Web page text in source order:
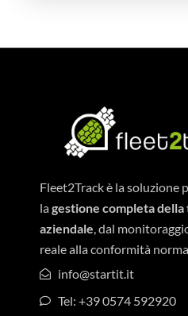
Fleet2Track è la soluzione
lagestione completa
aziendale , dal
reale alla conformità
info@startit.it
Tel: +39 0574 592920